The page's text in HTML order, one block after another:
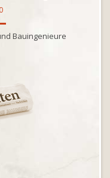
Bauingenieure